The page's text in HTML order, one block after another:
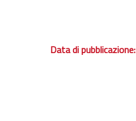
Data di pubblicazione: